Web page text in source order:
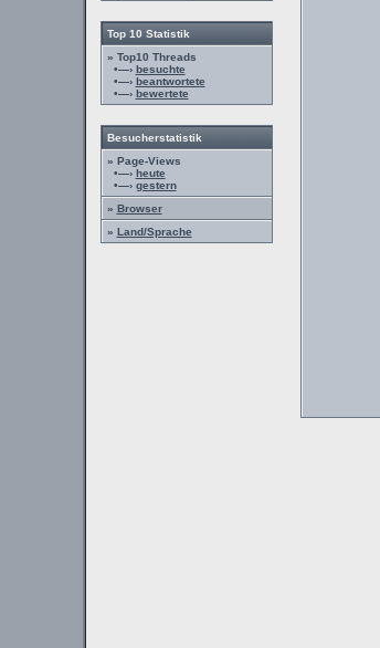
Top 10 Statistik
» Top10 Threads
•—› besuchte
•—› beantwortete
•—› bewertete
Besucherstatistik
» Page-Views
•—› heute
•—› gestern
» Browser
» Land/Sprache